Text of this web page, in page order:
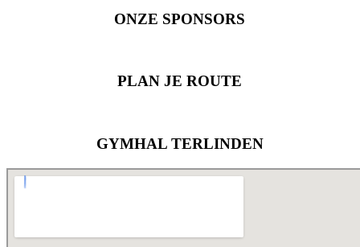
ONZE SPONSORS
PLAN JE ROUTE
GYMHAL TERLINDEN